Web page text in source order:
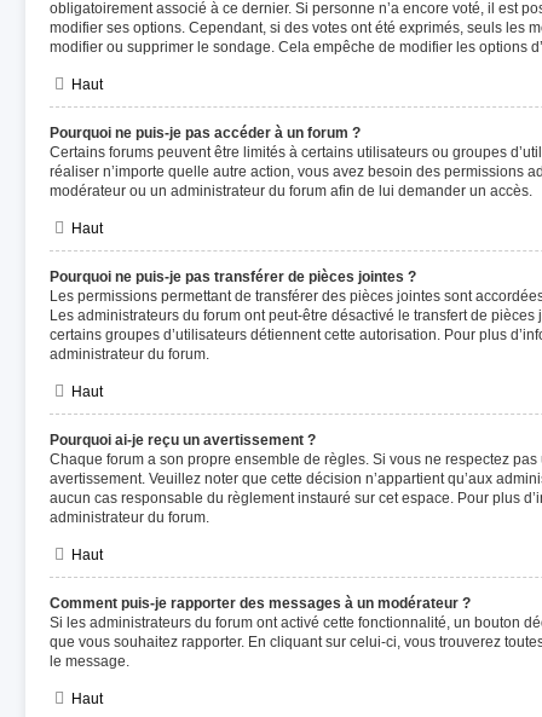
obligatoirement associé à ce dernier. Si personne n’a encore voté, il est
modifier ses options. Cependant, si des votes ont été exprimés, seuls les
modifier ou supprimer le sondage. Cela empêche de modifier les options
Haut
Pourquoi ne puis-je pas accéder à un forum ?
Certains forums peuvent être limités à certains utilisateurs ou groupes
réaliser n’importe quelle autre action, vous avez besoin des permissions
modérateur ou un administrateur du forum afin de lui demander un accès.
Haut
Pourquoi ne puis-je pas transférer de pièces jointes ?
Les permissions permettant de transférer des pièces jointes sont
Les administrateurs du forum ont peut-être désactivé le transfert de
certains groupes d’utilisateurs détiennent cette autorisation. Pour plus
administrateur du forum.
Haut
Pourquoi ai-je reçu un avertissement ?
Chaque forum a son propre ensemble de règles. Si vous ne respectez
avertissement. Veuillez noter que cette décision n’appartient qu’aux
aucun cas responsable du règlement instauré sur cet espace. Pour plus
administrateur du forum.
Haut
Comment puis-je rapporter des messages à un modérateur ?
Si les administrateurs du forum ont activé cette fonctionnalité, un bouton
que vous souhaitez rapporter. En cliquant sur celui-ci, vous trouverez
le message.
Haut